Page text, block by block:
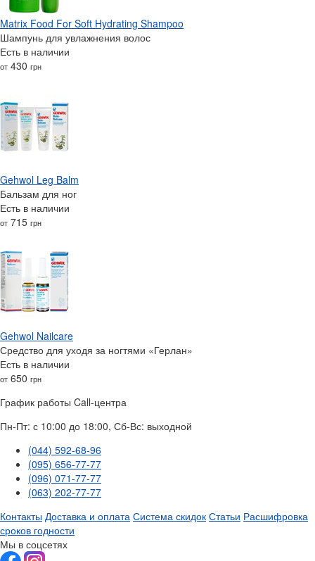
Matrix Food For Soft Hydrating Shampoo
Шампунь для увлажнения волос
Есть в наличии
от 430 грн
Gehwol Leg Balm
Бальзам для ног
Есть в наличии
от 715 грн
Gehwol Nailcare
Средство для уходя за ногтями «Герлан»
Есть в наличии
от 650 грн
График работы Call-центра
Пн-Пт: с 10:00 до 18:00, Сб-Вс: выходной
(044) 592-68-96
(095) 656-77-77
(096) 071-77-77
(063) 202-77-77
Контакты Доставка и оплата Система скидок Статьи Расшифровка
сроков годности
Мы в соцсетях